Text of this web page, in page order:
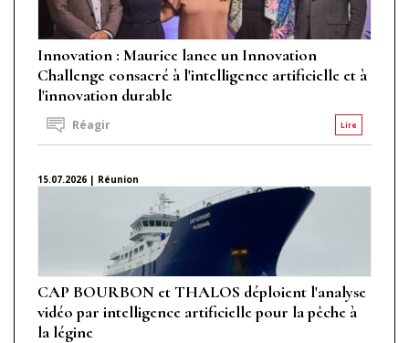
Innovation : Maurice lance un Innovation
Challenge consacré à l'intelligence artificielle et à
l'innovation durable
Lire
Réagir
15.07.2026 | Réunion
CAP BOURBON et THALOS déploient l'analyse
vidéo par intelligence artificielle pour la pêche à
la légine